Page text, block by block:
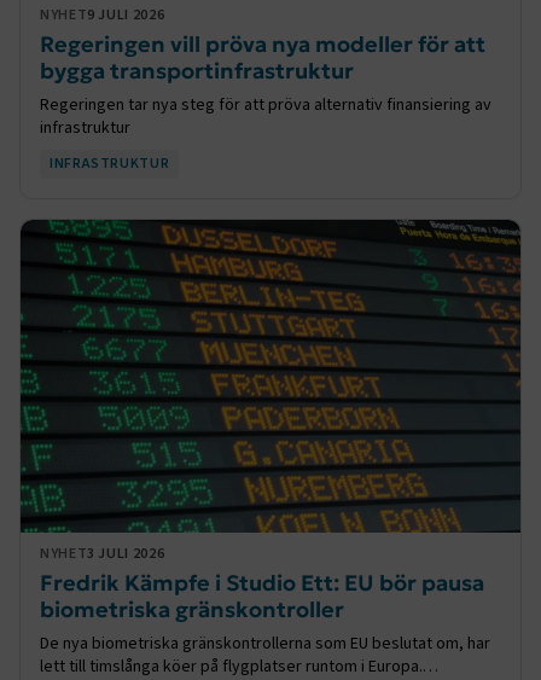
NYHET9 JULI 2026
Regeringen vill pröva nya modeller för att
bygga transportinfrastruktur
Regeringen tar nya steg för att pröva alternativ finansiering av
infrastruktur
INFRASTRUKTUR
NYHET3 JULI 2026
Fredrik Kämpfe i Studio Ett: EU bör pausa
biometriska gränskontroller
De nya biometriska gränskontrollerna som EU beslutat om, har
lett till timslånga köer på flygplatser runtom i Europa.